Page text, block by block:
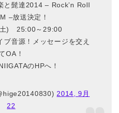
髭達2014 – Rock’n Roll
–放送決定！
) 25:00～29:00
音源！メッセージを交え
OA！
のHPへ！
2014, 9月
22